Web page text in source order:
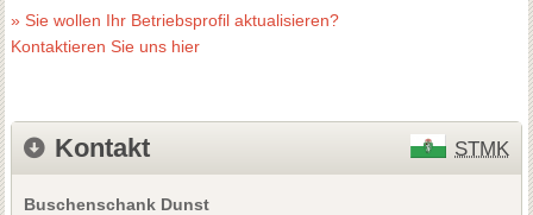
» Sie wollen Ihr Betriebsprofil aktualisieren?
Kontaktieren Sie uns hier
Kontakt STMK
Buschenschank Dunst